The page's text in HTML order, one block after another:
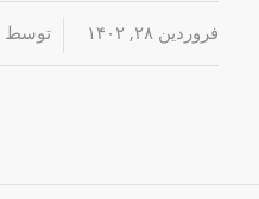
فروردین ۲۸, ۱۴۰۲ / توسط